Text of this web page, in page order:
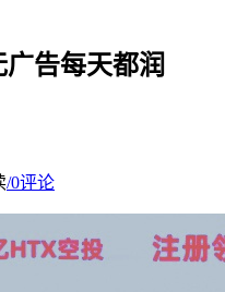
告每天都润
/0评论